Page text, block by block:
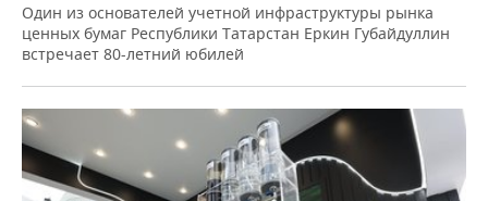
Один из основателей учетной инфраструктуры рынка
ценных бумаг Республики Татарстан Еркин Губайдуллин
встречает 80-летний юбилей